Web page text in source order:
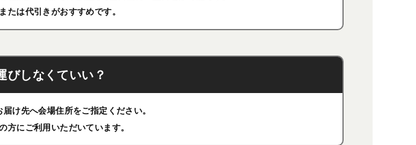
たは代引きがおすすめです。
びしなくていい？
け先へ会場住所をご指定ください。
方にご利用いただいています。